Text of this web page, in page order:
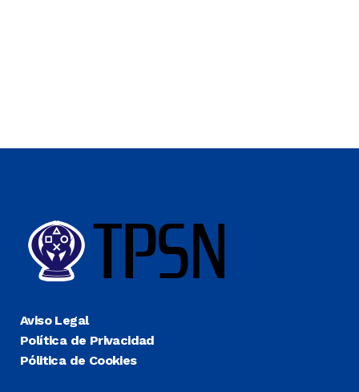
Aviso Legal
Política de Privacidad
Pólitica de Cookies